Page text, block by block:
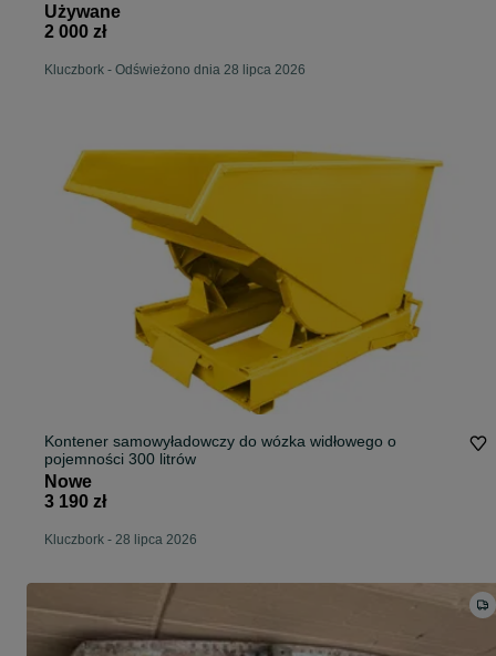
Używane
2 000 zł
Kluczbork - Odświeżono dnia 28 lipca 2026
Kontener samowyładowczy do wózka widłowego o
pojemności 300 litrów
Nowe
3 190 zł
Kluczbork - 28 lipca 2026